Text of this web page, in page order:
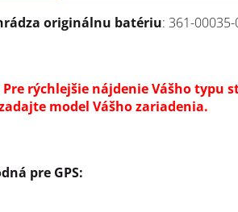
originálnu batériu: 361-
Pre rýchlejšie nájdenie Vášho typu
model Vášho zariadenia.
pre GPS: